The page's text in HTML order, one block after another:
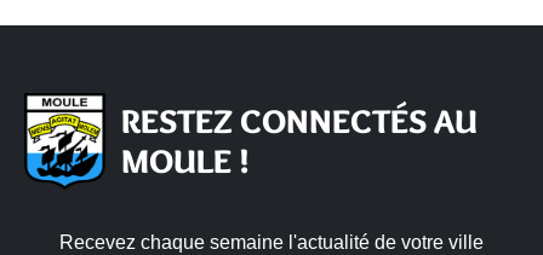
RESTEZ CONNECTÉS AU
MOULE !
Recevez chaque semaine l'actualité de votre ville